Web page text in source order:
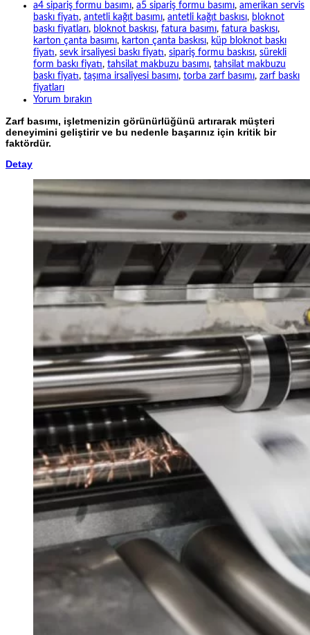
a4 sipariş formu basımı, a5 sipariş formu basımı, amerikan servis
baskı fiyatı, antetli kağıt basımı, antetli kağıt baskısı, bloknot
baskı fiyatları, bloknot baskısı, fatura basımı, fatura baskısı,
karton çanta basımı, karton çanta baskısı, küp bloknot baskı
fiyatı, sevk irsaliyesi baskı fiyatı, sipariş formu baskısı, sürekli
form baskı fiyatı, tahsilat makbuzu basımı, tahsilat makbuzu
baskı fiyatı, taşıma irsaliyesi basımı, torba zarf basımı, zarf baskı
fiyatları
Yorum bırakın
Zarf basımı, işletmenizin görünürlüğünü artırarak müşteri
deneyimini geliştirir ve bu nedenle başarınız için kritik bir
faktördür.
Detay